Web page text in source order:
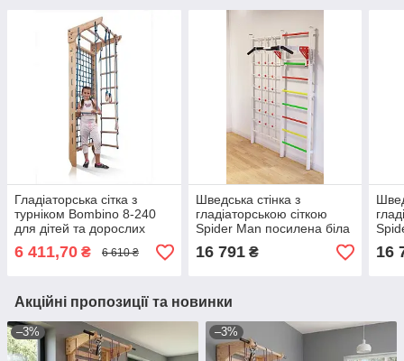
Гладіаторська сітка з
турніком Bombino 8-240
для дітей та дорослих
6 411,70 ₴ 6 610 ₴
Шведська стінка з
гладіаторською сіткою
Spider Man посилена біла
+ різнокольорові сходи –
спортивне обладнання
16 791₴ 16
Акційні пропозиції та новинки
–3% –3%